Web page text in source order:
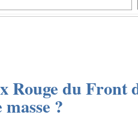
Rouge du Front
?